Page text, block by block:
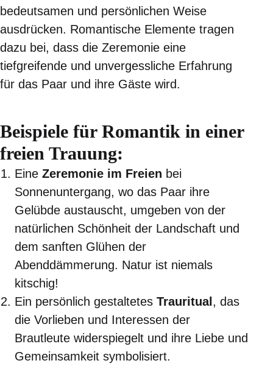
bedeutsamen und persönlichen Weise
ausdrücken. Romantische Elemente tragen
dazu bei, dass die Zeremonie eine
tiefgreifende und unvergessliche Erfahrung
für das Paar und ihre Gäste wird.
Beispiele für Romantik in einer
freien Trauung:
Eine Zeremonie im Freien bei
Sonnenuntergang, wo das Paar ihre
Gelübde austauscht, umgeben von der
natürlichen Schönheit der Landschaft und
dem sanften Glühen der
Abenddämmerung. Natur ist niemals
kitschig!
Ein persönlich gestaltetes Trauritual , das
die Vorlieben und Interessen der
Brautleute widerspiegelt und ihre Liebe und
Gemeinsamkeit symbolisiert.